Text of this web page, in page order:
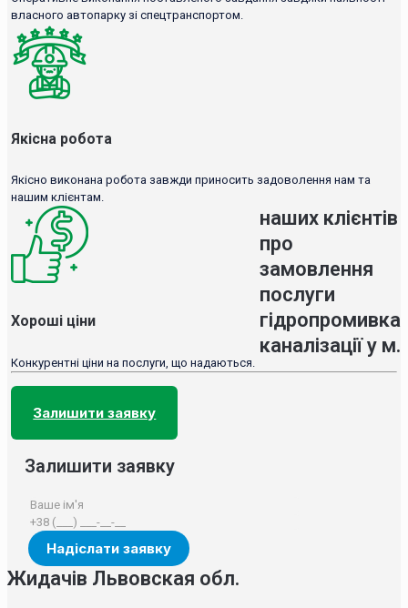
власного автопарку зі спецтранспортом.
Якісна робота
Якісно виконана робота завжди приносить задоволення нам та
нашим клієнтам.
Хороші ціни
Конкурентні ціни на послуги, що надаються.
Залишити заявку
Залишити заявку
наших клієнтів
про
замовлення
послуги
гідропромивка
каналізації у м.
Жидачів Львовская обл.